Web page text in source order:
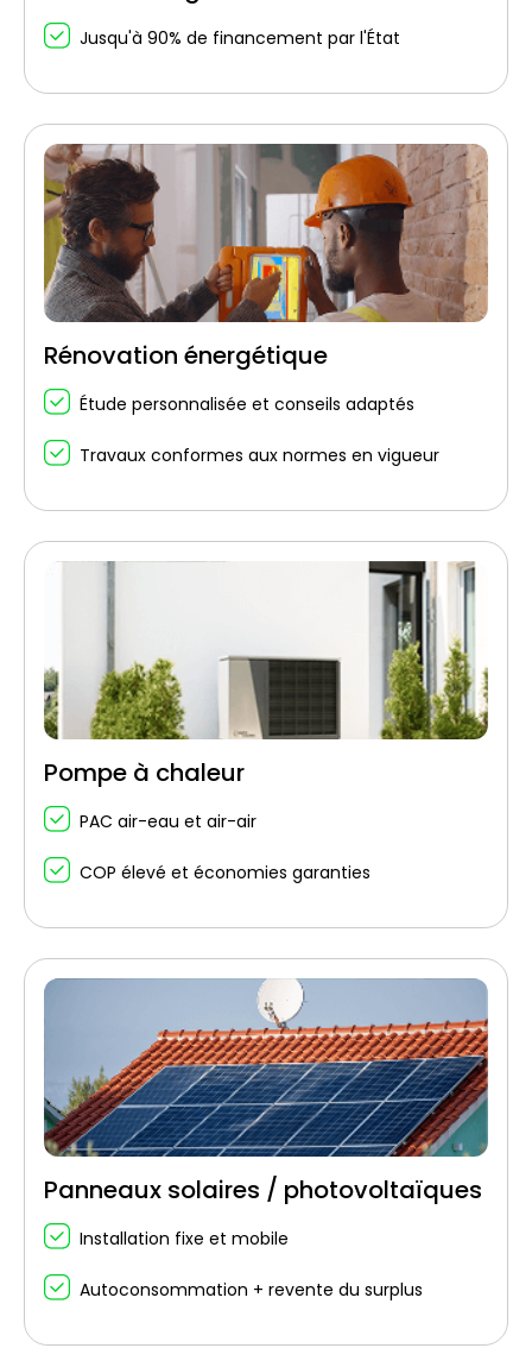
Jusqu'à 90% de financement par l'État
Rénovation énergétique
Étude personnalisée et conseils adaptés
Travaux conformes aux normes en vigueur
Pompe à chaleur
PAC air-eau et air-air
COP élevé et économies garanties
Panneaux solaires / photovoltaïques
Installation fixe et mobile
Autoconsommation + revente du surplus